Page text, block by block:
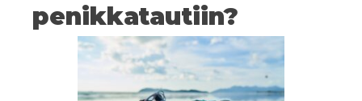
penikkatautiin?